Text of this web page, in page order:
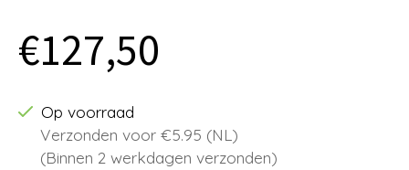
€127,50
Op voorraad
Verzonden voor €5.95 (NL)
(Binnen 2 werkdagen verzonden)